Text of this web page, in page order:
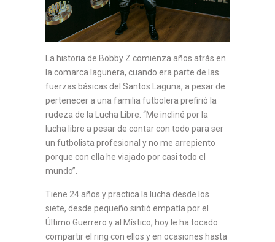
La historia de Bobby Z comienza años atrás en
la comarca lagunera, cuando era parte de las
fuerzas básicas del Santos Laguna, a pesar de
pertenecer a una familia futbolera prefirió la
rudeza de la Lucha Libre. “Me incliné por la
lucha libre a pesar de contar con todo para ser
un futbolista profesional y no me arrepiento
porque con ella he viajado por casi todo el
mundo”.
Tiene 24 años y practica la lucha desde los
siete, desde pequeño sintió empatía por el
Último Guerrero y al Místico, hoy le ha tocado
compartir el ring con ellos y en ocasiones hasta